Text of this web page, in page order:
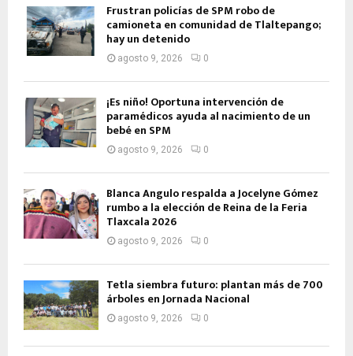
Frustran policías de SPM robo de
camioneta en comunidad de Tlaltepango;
hay un detenido
agosto 9, 2026 0
¡Es niño! Oportuna intervención de
paramédicos ayuda al nacimiento de un
bebé en SPM
agosto 9, 2026 0
Blanca Angulo respalda a Jocelyne Gómez
rumbo a la elección de Reina de la Feria
Tlaxcala 2026
agosto 9, 2026 0
Tetla siembra futuro: plantan más de 700
árboles en Jornada Nacional
agosto 9, 2026 0